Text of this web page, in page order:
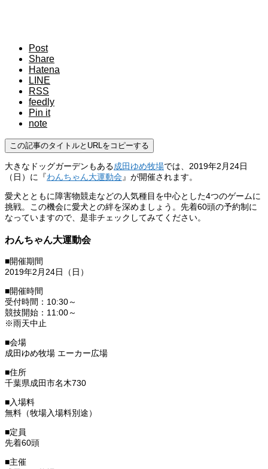
Post
Share
Hatena
LINE
RSS
feedly
Pin it
note
この記事のタイトルとURLをコピーする
大きなドッグガーデンもある成田ゆめ牧場では、2019年2月24日
（日）に『わんちゃん大運動会』が開催されます。
愛犬とともに障害物競走などの人気種目を中心とした4つのゲームに
挑戦。この機会に愛犬との絆を深めましょう。先着60頭の予約制に
なっていますので、是非チェックしてみてください。
わんちゃん大運動会
■開催期間
2019年2月24日（日）
■開催時間
受付時間：10:30～
競技開始：11:00～
※雨天中止
■会場
成田ゆめ牧場 エーカー広場
■住所
千葉県成田市名木730
■入場料
無料（牧場入場料別途）
■定員
先着60頭
■主催